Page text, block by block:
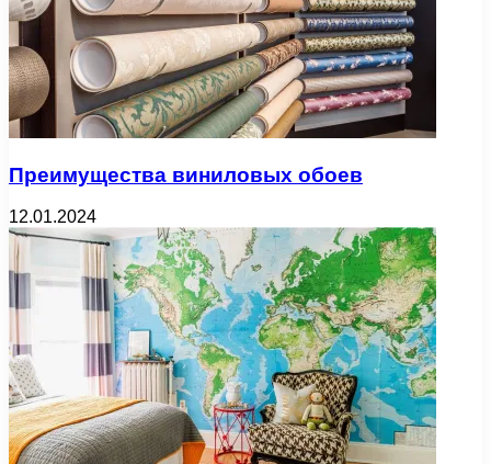
Преимущества виниловых обоев
12.01.2024